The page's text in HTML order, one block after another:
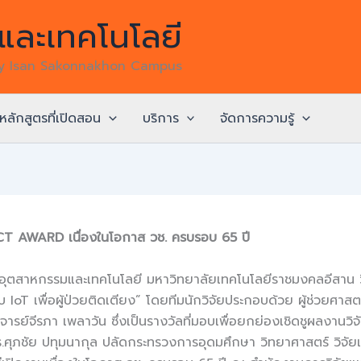
ะเทคโนโลยี
Isan Sakonnakhon Campus
หลักสูตรที่เปิดสอน บริการ จัดการความรู้
AWARD เนื่องในโอกาส วช. ครบรอบ 65 ปี
หกรรมและเทคโนโลยี มหาวิทยาลัยเทคโนโลยีราชมงคลอีสา
IoT เพื่อผู้ป่วยติดเตียง” โดยทีมนักวิจัยประกอบด้วย ผู้ช่วยศา
ย์จีรภา เพลาวัน ซึ่งเป็นรางวัลที่มอบเพื่อยกย่องเชิดชูผลงาน
ภชัย ปทุมนากุล ปลัดกระทรวงการอุดมศึกษา วิทยาศาสตร์ วิจั